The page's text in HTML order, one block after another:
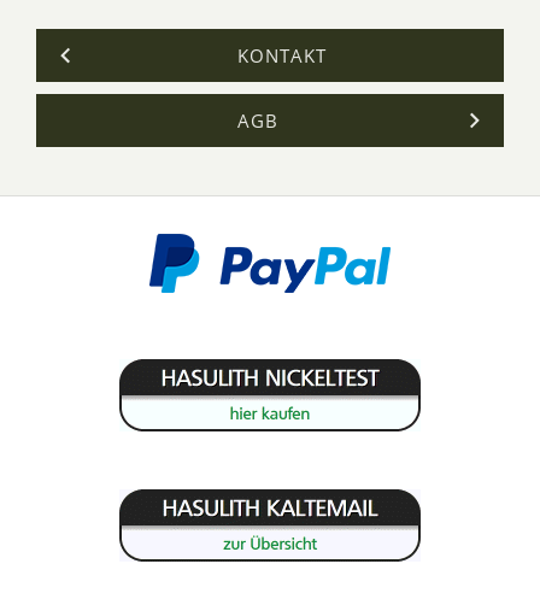
KONTAKT
AGB